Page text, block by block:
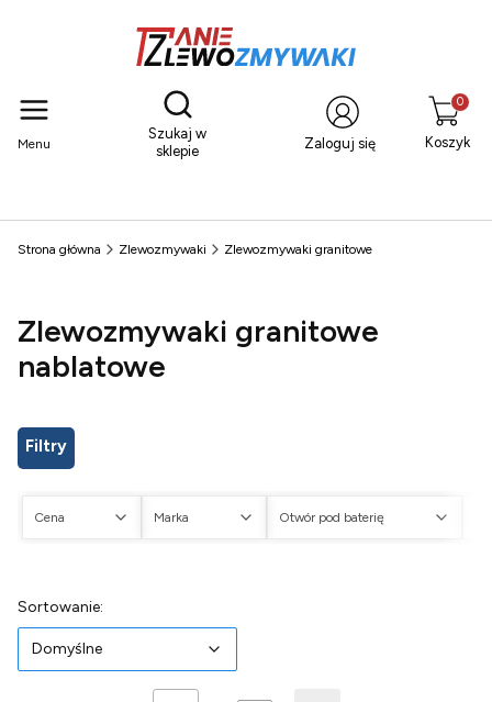
Menu
Otwórz wyszukiwarkę
Szukaj w
sklepie
Zaloguj się Koszyk
Strona główna Zlewozmywaki Zlewozmywaki granitowe
Zlewozmywaki granitowe
nablatowe
Filtry
Cena Marka Otwór pod baterię
Lista produktów
Sortowanie:
Domyślne